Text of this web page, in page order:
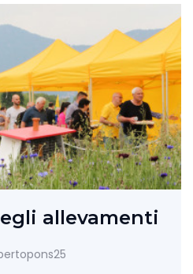
allevamenti